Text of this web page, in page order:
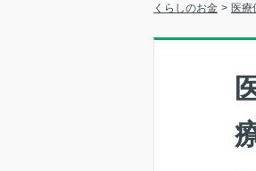
くらしのお金 医療